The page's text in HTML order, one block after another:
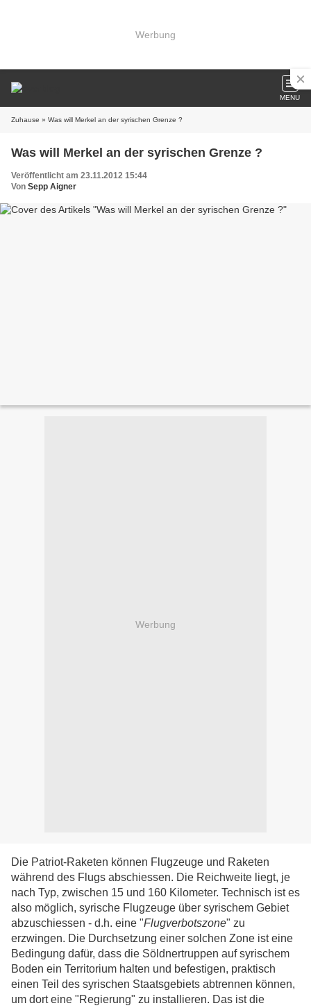
Werbung
MENU
Zuhause » Was will Merkel an der syrischen Grenze ?
Was will Merkel an der syrischen Grenze ?
Veröffentlicht am 23.11.2012 15:44
Von Sepp Aigner
Werbung
Die Patriot-Raketen können Flugzeuge und Raketen
während des Flugs abschiessen. Die Reichweite liegt, je
nach Typ, zwischen 15 und 160 Kilometer. Technisch ist es
also möglich, syrische Flugzeuge über syrischem Gebiet
abzuschiessen - d.h. eine "Flugverbotszone" zu
erzwingen. Die Durchsetzung einer solchen Zone ist eine
Bedingung dafür, dass die Söldnertruppen auf syrischem
Boden ein Territorium halten und befestigen, praktisch
einen Teil des syrischen Staatsgebiets abtrennen können,
um dort eine "Regierung" zu installieren. Das ist die